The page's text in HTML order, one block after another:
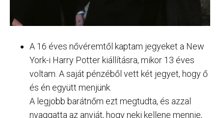
A 16 éves nővéremtől kaptam jegyeket a New
York-i Harry Potter kiállításra, mikor 13 éves
voltam. A saját pénzéből vett két jegyet, hogy ő
és én együtt menjünk.
A legjobb barátnőm ezt megtudta, és azzal
nyaggatta az anyját, hogy neki kellene mennie,